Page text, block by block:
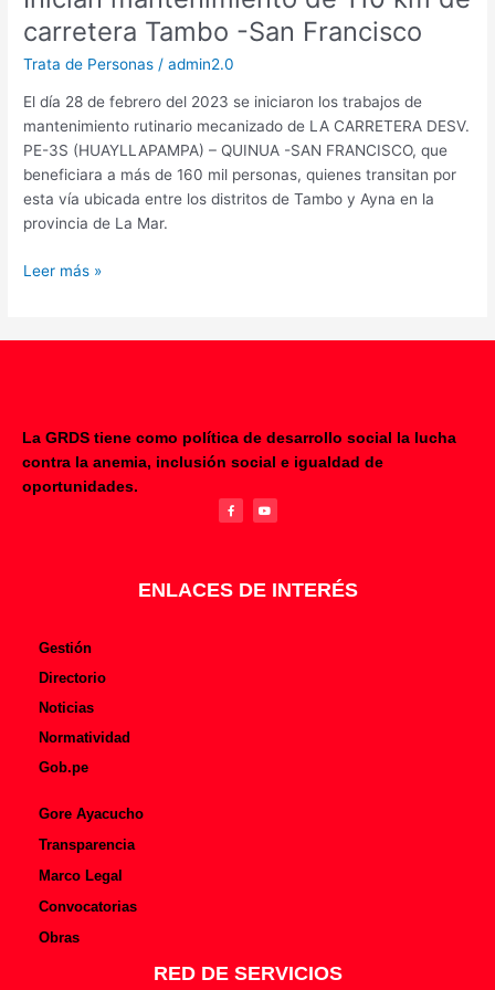
carretera Tambo -San Francisco
Trata de Personas /admin2.0
El día 28 de febrero del 2023 se iniciaron los trabajos de
mantenimiento rutinario mecanizado de LA CARRETERA DESV.
PE-3S (HUAYLLAPAMPA) – QUINUA -SAN FRANCISCO, que
beneficiara a más de 160 mil personas, quienes transitan por
esta vía ubicada entre los distritos de Tambo y Ayna en la
provincia de La Mar.
Leer más »
La GRDS tiene como política de desarrollo social la lucha
contra la anemia, inclusión social e igualdad de
oportunidades.
c
e
b
f
u
t
u
ENLACES DE INTERÉS
Gestión
Directorio
Noticias
Normatividad
Gob.pe
Gore Ayacucho
Transparencia
Marco Legal
Convocatorias
Obras
RED DE SERVICIOS